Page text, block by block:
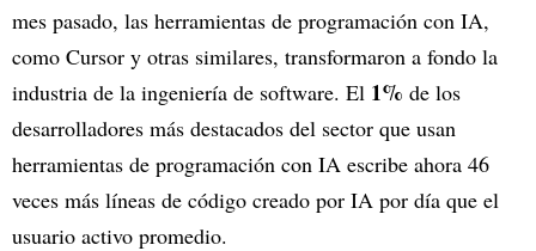
mes pasado, las herramientas de programación con IA,
como Cursor y otras similares, transformaron a fondo la
industria de la ingeniería de software. El 1% de los
desarrolladores más destacados del sector que usan
herramientas de programación con IA escribe ahora 46
veces más líneas de código creado por IA por día que el
usuario activo promedio.